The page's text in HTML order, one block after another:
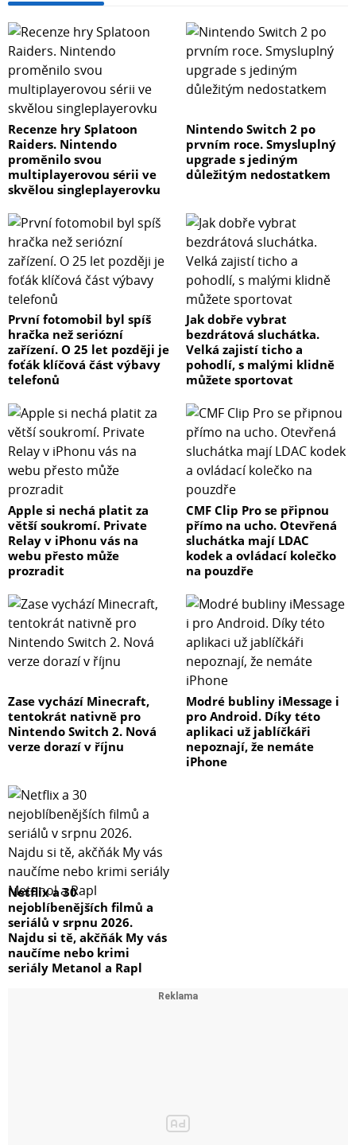
Recenze hry Splatoon
Raiders. Nintendo
proměnilo svou
multiplayerovou sérii ve
skvělou singleplayerovku
Nintendo Switch 2 po
prvním roce. Smysluplný
upgrade s jediným
důležitým nedostatkem
První fotomobil byl spíš
hračka než seriózní
zařízení. O 25 let později je
foťák klíčová část výbavy
telefonů
Jak dobře vybrat
bezdrátová sluchátka.
Velká zajistí ticho a
pohodlí, s malými klidně
můžete sportovat
Apple si nechá platit za
větší soukromí. Private
Relay v iPhonu vás na
webu přesto může
prozradit
CMF Clip Pro se připnou
přímo na ucho. Otevřená
sluchátka mají LDAC
kodek a ovládací kolečko
na pouzdře
Zase vychází Minecraft,
tentokrát nativně pro
Nintendo Switch 2. Nová
verze dorazí v říjnu
Modré bubliny iMessage i
pro Android. Díky této
aplikaci už jablíčkáři
nepoznají, že nemáte
iPhone
Netflix a 30
nejoblíbenějších filmů a
seriálů v srpnu 2026.
Najdu si tě, akčňák My vás
naučíme nebo krimi
seriály Metanol a Rapl